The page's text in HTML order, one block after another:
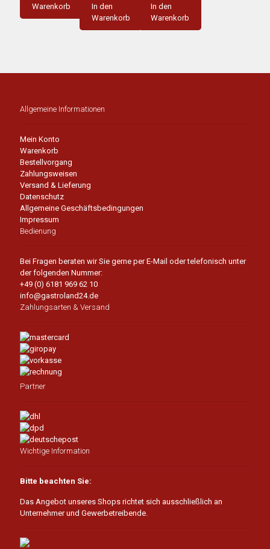
Warenkorb
In den
Warenkorb
In den
Warenkorb
Allgemeine Informationen
Mein Konto
Warenkorb
Bestellvorgang
Zahlungsweisen
Versand & Lieferung
Datenschutz
Allgemeine Geschäftsbedingungen
Impressum
Bedienung
Bei Fragen beraten wir Sie gerne per E-Mail oder telefonisch unter
der folgenden Nummer:
+49 (0) 6181 969 62 10
info@gastroland24.de
Zahlungsarten & Versand
Partner
Wichtige Information
Bitte beachten Sie:
Das Angebot unseres Shops richtet sich ausschließlich an
Unternehmer und Gewerbetreibende.